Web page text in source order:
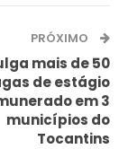
PRÓXIMO
mais de 50
de estágio
em 3
municípios do
Tocantins